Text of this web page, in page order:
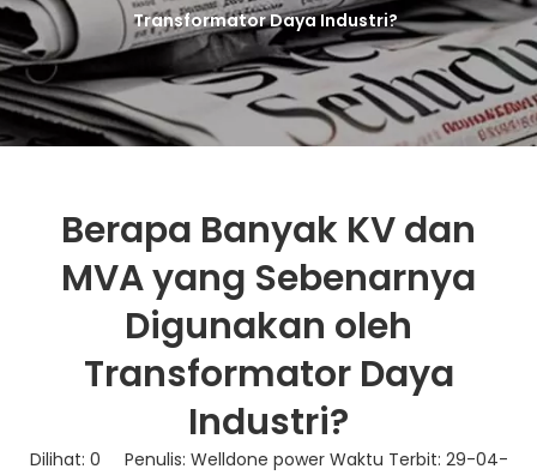
Transformator Daya Industri?
Berapa Banyak KV dan
MVA yang Sebenarnya
Digunakan oleh
Transformator Daya
Industri?
Dilihat: 0 Penulis: Welldone power Waktu Terbit: 29-04-